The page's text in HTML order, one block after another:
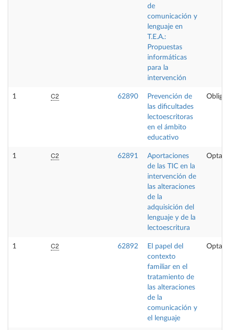
de
comunicación y
lenguaje en
T.E.A.:
Propuestas
informáticas
para la
intervención
1 C2 62890
Prevención de
las dificultades
lectoescritoras
en el ámbito
educativo
1 C2 62891
Aportaciones
de las TIC en la
intervención de
las alteraciones
de la
adquisición del
lenguaje y de la
lectoescritura
1 C2 62892
El papel del
contexto
familiar en el
tratamiento de
las alteraciones
de la
comunicación y
el lenguaje